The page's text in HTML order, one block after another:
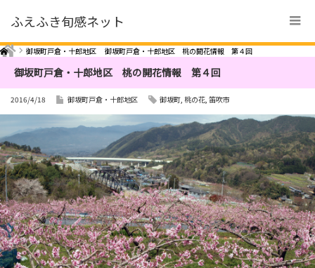
ふえふき旬感ネット
Home 御坂町戸倉・十郎地区 御坂町戸倉・十郎地区 桃の開花情報 第４回
御坂町戸倉・十郎地区 桃の開花情報 第４回
2016/4/18 御坂町戸倉・十郎地区 御坂町, 桃の花, 笛吹市